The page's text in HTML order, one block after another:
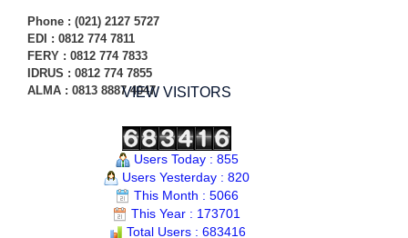
Phone : (021) 2127 5727
EDI : 0812 774 7811
FERY : 0812 774 7833
IDRUS : 0812 774 7855
ALMA : 0813 8887 4047VIEW VISITORS
Users Today : 855
Users Yesterday : 820
This Month : 5066
This Year : 173701
Total Users : 683416